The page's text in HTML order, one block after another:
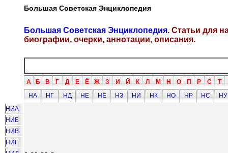
Большая Советская Энциклопедия
Большая Советская Энциклопедия. Статьи для
биографии, очерки, аннотации, описания.
А Б В Г Д Е Ё Ж З И Й К Л М Н О П Р С Т
НА
НГ НД НЕ НЁ НЗ НИ НК НО НР НС
НУ
НИА
НИБ
НИВ
НИГ